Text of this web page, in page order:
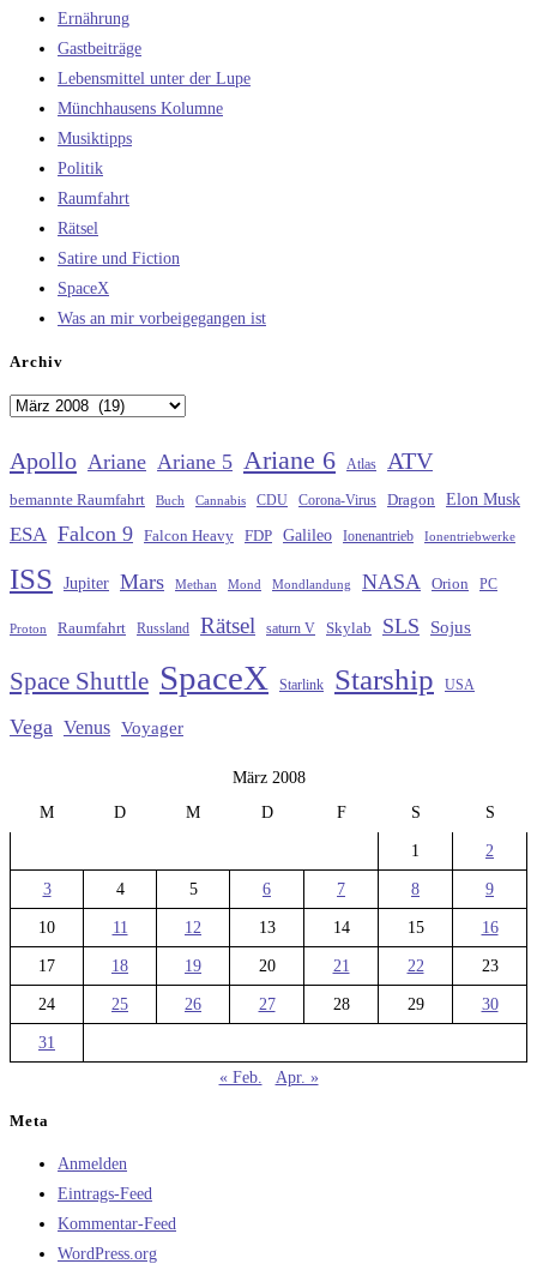
Ernährung
Gastbeiträge
Lebensmittel unter der Lupe
Münchhausens Kolumne
Musiktipps
Politik
Raumfahrt
Rätsel
Satire und Fiction
SpaceX
Was an mir vorbeigegangen ist
Archiv
Archiv
Apollo Ariane Ariane 5 Ariane 6 Atlas ATV
bemannte Raumfahrt Buch Cannabis CDU Corona-Virus Dragon Elon Musk
ESA Falcon 9 Falcon Heavy FDP Galileo Ionenantrieb Ionentriebwerke
ISS Jupiter Mars Methan Mond Mondlandung NASA Orion PC
Proton Raumfahrt Russland Rätsel saturn V Skylab SLS Sojus
Space Shuttle SpaceX Starlink Starship USA
Vega Venus Voyager
März 2008
M
D M D F S S
1 2
3 4 5 6 7 8 9
10 11 12 13 14 15 16
17 18 19 20 21 22 23
24 25 26 27 28 29 30
31
« Feb.
Apr. »
Meta
Anmelden
Eintrags-Feed
Kommentar-Feed
WordPress.org